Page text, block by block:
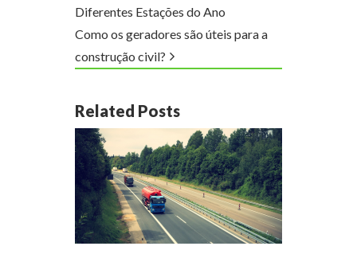
Diferentes Estações do Ano
Como os geradores são úteis para a
construção civil?
Related Posts